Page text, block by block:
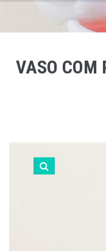
VASO COM